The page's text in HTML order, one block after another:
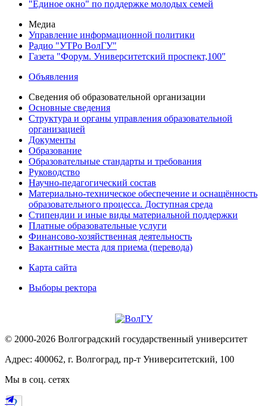
"Единое окно" по поддержке молодых семей
Медиа
Управление информационной политики
Радио "УТРо ВолГУ"
Газета "Форум. Университетский проспект,100"
Объявления
Сведения об образовательной организации
Основные сведения
Структура и органы управления образовательной
организацией
Документы
Образование
Образовательные стандарты и требования
Руководство
Научно-педагогический состав
Материально-техническое обеспечение и оснащённость
образовательного процесса. Доступная среда
Стипендии и иные виды материальной поддержки
Платные образовательные услуги
Финансово-хозяйственная деятельность
Вакантные места для приема (перевода)
Карта сайта
Выборы ректора
© 2000-2026 Волгоградский государственный университет
Адрес: 400062, г. Волгоград, пр-т Университетский, 100
Мы в соц. сетях